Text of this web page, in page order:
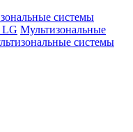
системы
LG Мультизональные
системы